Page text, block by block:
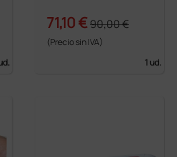
71,10 €90,00 €
(Precio sin IVA)
1 ud.